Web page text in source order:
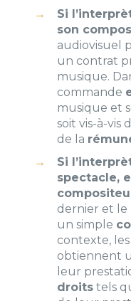
Si
son
audiovisuel
un contrat
musique.
commande
musique et
soit vis-à-vis
de la
Si
spectacle,
dernier et
un simple
contexte,
obtiennent
leur
droitstels